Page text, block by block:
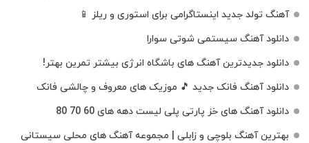
آهنگ تولد جدید اینستاگرامی برای استوری و ریلز 📱
دانلود آهنگ سیستمی شوتی سوارا
دانلود جدیدترین آهنگ‌ های باشگاه انرژی بیشتر تمرین بهتر!
دانلود آهنگ فانک جدید 🎵 موزیک‌ های معروف و چالشی فانک
دانلود آهنگ های خز پارتی پلی لیست دهه های 60 70 80
بهترین آهنگ بلوچی و زابلی | مجموعه آهنگ‌ های محلی سیستانی